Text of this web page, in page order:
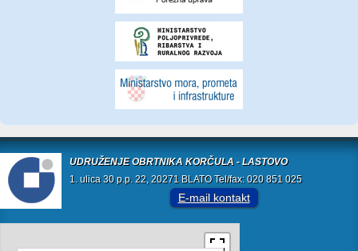
UDRUŽENJE OBRTNIKA KORČULA - LASTOVO
1. ulica 30 p.p. 22, 20271 BLATO Tel/fax: 020 851 025
E-mail kontakt